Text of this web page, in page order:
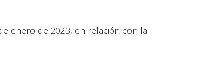
enero de 2023, en relación con la